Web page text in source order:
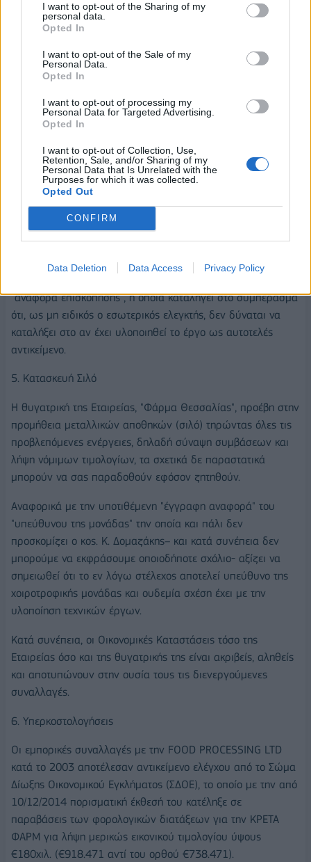
I want to opt-out of the Sharing of my
personal data.
Opted In
I want to opt-out of the Sale of my
Personal Data.
Opted In
I want to opt-out of processing my
Personal Data for Targeted Advertising.
Opted In
I want to opt-out of Collection, Use,
Retention, Sale, and/or Sharing of my
Personal Data that Is Unrelated with the
Purposes for which it was collected.
Opted Out
CONFIRM
Data Deletion Data Access Privacy Policy
- Πάνελ για τη βιομηχανία και τις οροφές των θαλάμων
ζώων της χοιροτροφικής μονάδας
Για όλες τις παρεχόμενες υπηρεσίες και υλικά έχουν
συναφθεί νόμιμες συμβάσεις έργων και έχουν εκδοθεί τα
σχετικά παραστατικά τα οποία μπορούν να σας παραδοθούν
εφόσον ζητηθούν.
Το Διοικητικό Συμβούλιο της Εταιρείας είχε προτείνει την
ανάθεση του εν λόγω έργου σε διαπιστευμένους και
ανεξάρτητους εμπειρογνώμονες χωρίς όμως η πρόταση να
βρει σύμφωνο τον κο. Κ. Δομαζάκη ο οποίος έσπευσε να
προσλάβει δική του ομάδα.
Ο εσωτερικός ελεγκτής της Εταιρείας ή η Επιτροπή Ελέγχου
ουδέποτε παρέδωσαν Έκθεση Ελέγχου προς το Διοικητικό
"αναφορά επισκόπησης", η οποία καταλήγει στο συμπέρασμα
ότι, ως μη ειδικός ο εσωτερικός ελεγκτής, δεν δύναται να
καταλήξει στο αν έχει υλοποιηθεί το έργο ως αυτοτελές
αντικείμενο.
5. Κατασκευή Σιλό
Η θυγατρική της Εταιρείας, "Φάρμα Θεσσαλίας", προέβη στην
προμήθεια μεταλλικών αποθηκών (σιλό) τηρώντας όλες τις
προβλεπόμενες ενέργειες, δηλαδή σύναψη συμβάσεων και
λήψη νόμιμων τιμολογίων, τα σχετικά δε παραστατικά
μπορούν να σας παραδοθούν εφόσον ζητηθούν.
Αναφορικά με την υποτιθέμενη "έγγραφη αναφορά" του
"υπεύθυνου της μονάδας" την οποία και πάλι δεν
προσκομίζει ο κος. Κ. Δομαζάκης– και κατά συνέπεια δεν
μπορούμε να εκφράσουμε οποιοδήποτε σχόλιο- αξίζει να
σημειωθεί ότι το εν λόγω στέλεχος αποτελεί υπεύθυνο της
χοιροτροφικής μονάδας και ουδεμία σχέση έχει με την
υλοποίηση τεχνικών έργων.
Κατά συνέπεια, οι Οικονομικές Καταστάσεις τόσο της
Εταιρείας όσο και της θυγατρικής της είναι ακριβείς, αληθείς
και αποτυπώνουν στην ουσία τους τις διενεργούμενες
συναλλαγές.
6. Υπερκοστολογήσεις
Οι εμπορικές συναλλαγές με την FOOD PROCESSING LTD
κατά το 2003 αποτέλεσαν αντικείμενο ελέγχου από το Σώμα
Δίωξης Οικονομικού Εγκλήματος (ΣΔΟΕ), το οποίο με την από
10/12/2014 πορισματική έκθεσή του κατέληξε σε
παραβάσεις των φορολογικών διατάξεων για την ΚΡΕΤΑ
ΦΑΡΜ για λήψη μερικώς εικονικού τιμολογίου ύψους
€180χιλ. (€918.471 αντί του ορθού €738.471).